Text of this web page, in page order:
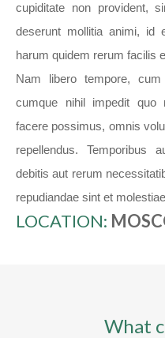
cupiditate non provident,
deserunt mollitia animi, id
harum quidem rerum facilis
Nam libero tempore,
cumque nihil impedit quo
facere possimus, omnis
repellendus. Temporibus
debitis aut rerum
repudiandae sint et
LOCATION:
What